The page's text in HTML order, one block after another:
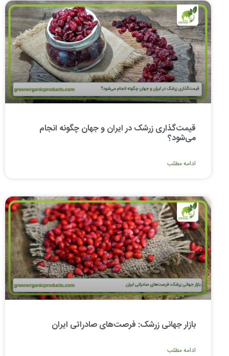
قیمت‌گذاری زرشک در ایران و جهان چگونه انجام
می‌شود؟
ادامه مطلب
بازار جهانی زرشک: فرصت‌های صادراتی ایران
ادامه مطلب